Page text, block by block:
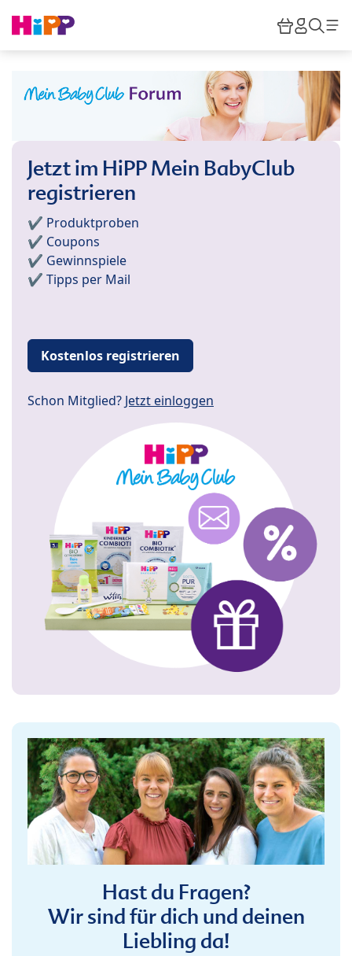
HiPP
Jetzt im HiPP Mein BabyClub
registrieren
✔️ Produktproben
✔️ Coupons
✔️ Gewinnspiele
✔️ Tipps per Mail
Kostenlos registrieren
Schon Mitglied? Jetzt einloggen
Hast du Fragen?
Wir sind für dich und deinen
Liebling da!